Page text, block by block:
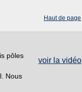
Haut de page
voir la vidéo
pôles
Nous